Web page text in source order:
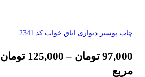
چاپ پوستر دیواری اتاق خواب کد 2341
97,000 تومان –
125,000 تومان
مربع